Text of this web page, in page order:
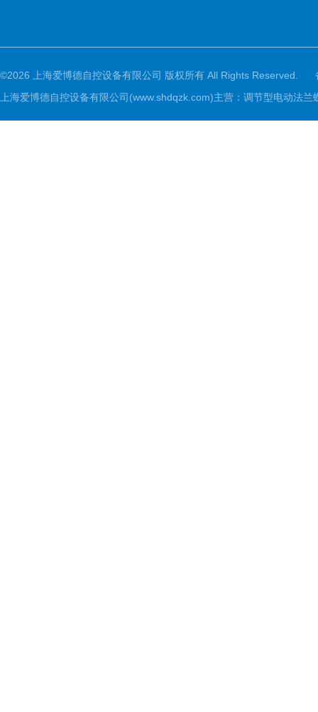
©2026 上海爱博德自控设备有限公司 版权所有 All Rights Reserved.
上海爱博德自控设备有限公司(www.shdqzk.com)主营：调节型电动法